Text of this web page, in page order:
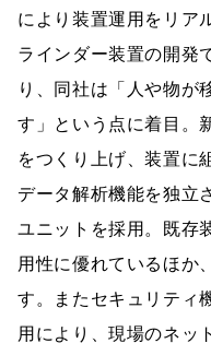
により装置運用をリア
ラインダー装置の開発
り、同社は「人や物が
す」という点に着目。
をつくり上げ、装置に
データ解析機能を独立
ユニットを採用。既存
用性に優れているほか
す。またセキュリティ
用により、現場のネッ